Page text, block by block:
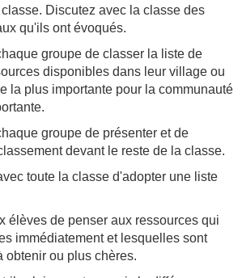
Discutez avec la classe des
qu'ils ont évoqués.
groupe de classer la liste de
disponibles dans leur village ou
la plus importante pour la communauté
groupe de présenter et de
devant le reste de la classe.
toute la classe d'adopter une liste
élèves de penser aux ressources qui
immédiatement et lesquelles sont
obtenir ou plus chères.